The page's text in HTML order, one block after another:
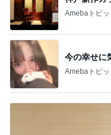
Amebaトピッ
今の幸せに
Amebaトピッ